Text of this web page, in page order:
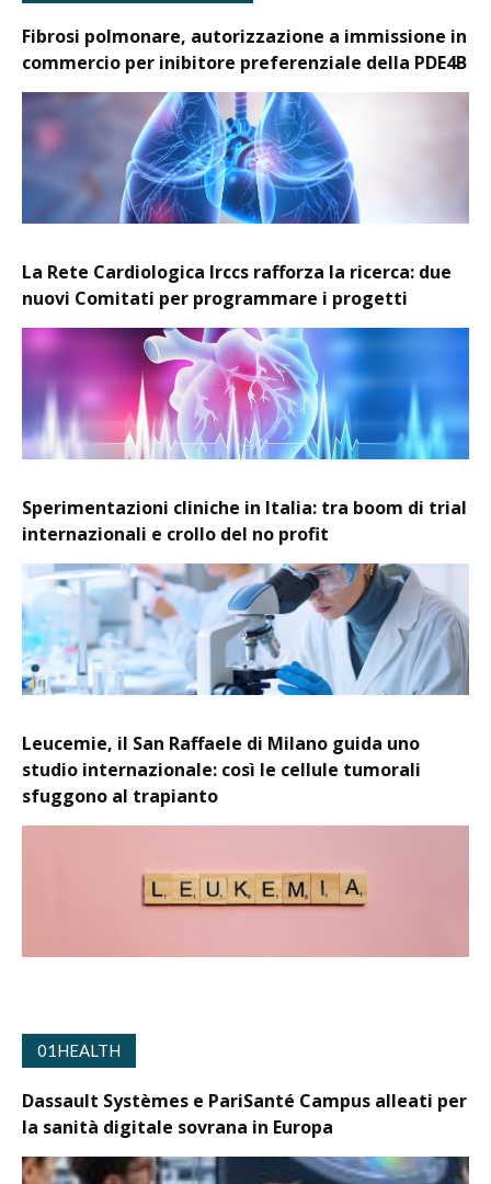
Fibrosi polmonare, autorizzazione a immissione in
commercio per inibitore preferenziale della PDE4B
La Rete Cardiologica Irccs rafforza la ricerca: due
nuovi Comitati per programmare i progetti
Sperimentazioni cliniche in Italia: tra boom di trial
internazionali e crollo del no profit
Leucemie, il San Raffaele di Milano guida uno
studio internazionale: così le cellule tumorali
sfuggono al trapianto
01HEALTH
Dassault Systèmes e PariSanté Campus alleati per
la sanità digitale sovrana in Europa